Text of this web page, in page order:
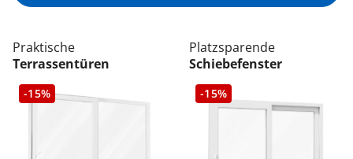
Praktische
Terrassentüren
-15%
Platzsparende
Schiebefenster
-15%